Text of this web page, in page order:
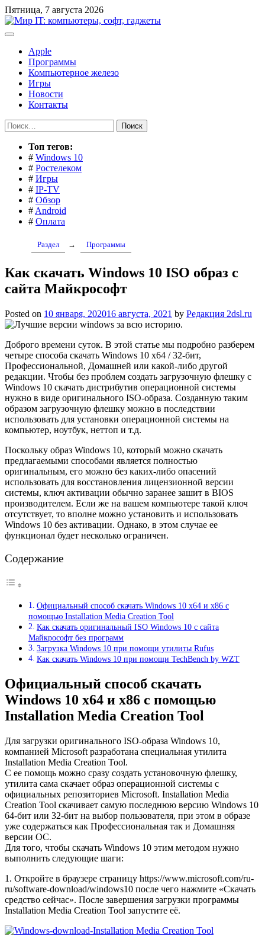
Перейти
к
содержимому
Пятница, 7 августа 2026
Apple
Программы
Компьютерное железо
Игры
Новости
Контакты
Найти:
Toп тегов:
# Windows 10
# Ростелеком
# Игры
# IP-TV
# Обзор
# Android
# Оплата
Раздел → Программы
Как скачать Windows 10 ISO образ с
сайта Майкрософт
Posted on 10 января, 202016 августа, 2021 by Редакция 2dsl.ru
Доброго времени суток. В этой статье мы подробно разберем
четыре способа скачать Windows 10 x64 / 32-бит,
Профессиональной, Домашней или какой-либо другой
редакции. Чтобы без проблем создать загрузочную флешку с
Windows 10 скачать дистрибутив операционной системы
нужно в виде оригинального ISO-образа. Созданную таким
образом загрузочную флешку можно в последствии
использовать для установки операционной системы на
компьютер, ноутбук, неттоп и т.д.
Поскольку образ Windows 10, который можно скачать
предлагаемыми способами является полностью
оригинальным, его можно без каких-либо опасений
использовать для восстановления лицензионной версии
системы, ключ активации обычно заранее зашит в BIOS
производителем. Если же на вашем компьютере такой ключ
отсутствует, то вполне можно установить и использовать
Windows 10 без активации. Однако, в этом случае ее
функционал будет несколько ограничен.
Содержание
Официальный способ скачать Windows 10 x64 и x86 с
помощью Installation Media Creation Tool
Как скачать оригинальный ISO Windows 10 с сайта
Майкрософт без программ
Загрузка Windows 10 при помощи утилиты Rufus
Как скачать Windows 10 при помощи TechBench by WZT
Официальный способ скачать
Windows 10 x64 и x86 с помощью
Installation Media Creation Tool
Для загрузки оригинального ISO-образа Windows 10,
компанией Microsoft разработана специальная утилита
Installation Media Creation Tool.
С ее помощь можно сразу создать установочную флешку,
утилита сама скачает образ операционной системы с
официальных репозиториев Microsoft. Installation Media
Creation Tool скачивает самую последнюю версию Windows 10
64-бит или 32-бит на выбор пользователя, при этом в образе
уже содержаться как Профессиональная так и Домашняя
версии ОС.
Для того, чтобы скачать Windows 10 этим методом нужно
выполнить следующие шаги:
1. Откройте в браузере страницу https://www.microsoft.com/ru-
ru/software-download/windows10 после чего нажмите «Скачать
средство сейчас». После завершения загрузки программы
Installation Media Creation Tool запустите её.